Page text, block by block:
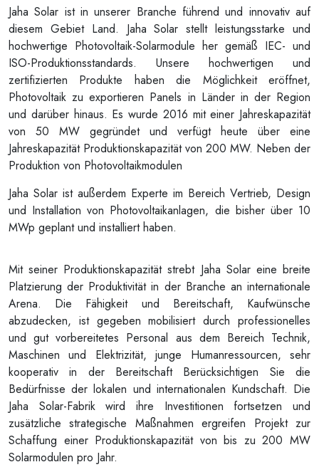
Jaha Solar ist in unserer Branche führend und innovativ auf
diesem Gebiet Land. Jaha Solar stellt leistungsstarke und
hochwertige Photovoltaik-Solarmodule her gemäß IEC- und
ISO-Produktionsstandards. Unsere hochwertigen und
zertifizierten Produkte haben die Möglichkeit eröffnet,
Photovoltaik zu exportieren Panels in Länder in der Region
und darüber hinaus. Es wurde 2016 mit einer Jahreskapazität
von 50 MW gegründet und verfügt heute über eine
Jahreskapazität Produktionskapazität von 200 MW. Neben der
Produktion von Photovoltaikmodulen
Jaha Solar ist außerdem Experte im Bereich Vertrieb, Design
und Installation von Photovoltaikanlagen, die bisher über 10
MWp geplant und installiert haben.
Mit seiner Produktionskapazität strebt Jaha Solar eine breite
Platzierung der Produktivität in der Branche an internationale
Arena. Die Fähigkeit und Bereitschaft, Kaufwünsche
abzudecken, ist gegeben mobilisiert durch professionelles
und gut vorbereitetes Personal aus dem Bereich Technik,
Maschinen und Elektrizität, junge Humanressourcen, sehr
kooperativ in der Bereitschaft Berücksichtigen Sie die
Bedürfnisse der lokalen und internationalen Kundschaft. Die
Jaha Solar-Fabrik wird ihre Investitionen fortsetzen und
zusätzliche strategische Maßnahmen ergreifen Projekt zur
Schaffung einer Produktionskapazität von bis zu 200 MW
Solarmodulen pro Jahr.